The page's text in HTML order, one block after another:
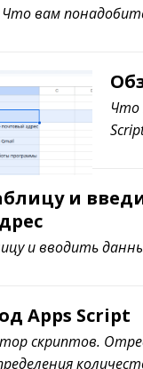
вам
Что
и
и вводить
Apps Script
скриптов.